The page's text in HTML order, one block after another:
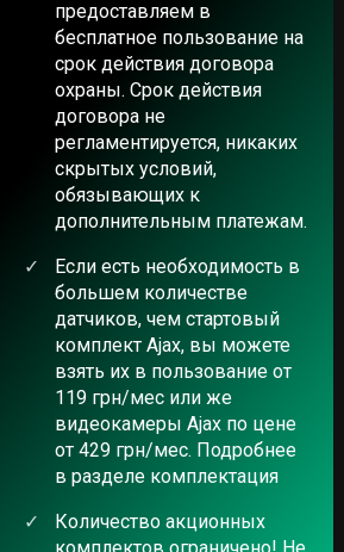
предоставляем в
бесплатное пользование на
срок действия договора
охраны. Срок действия
договора не
регламентируется, никаких
скрытых условий,
обязывающих к
дополнительным платежам.
Если есть необходимость в
большем количестве
датчиков, чем стартовый
комплект Ajax, вы можете
взять их в пользование от
119 грн/мес или же
видеокамеры Ajax по цене
от 429 грн/мес. Подробнее
в разделе комплектация
Количество акционных
комплектов ограничено! Не